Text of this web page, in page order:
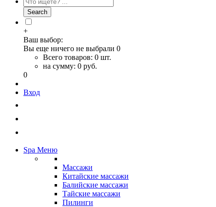
Search
+
Ваш выбор:
Вы еще ничего не выбрали 0
Всего товаров: 0 шт.
на сумму: 0 руб.
0
Вход
Spa Меню
Массажи
Китайские массажи
Балийские массажи
Тайские массажи
Пилинги